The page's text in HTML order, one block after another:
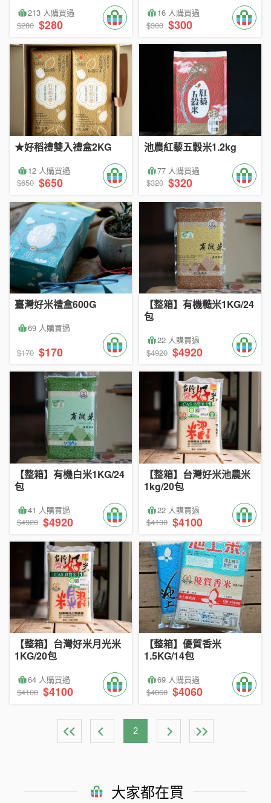
213 人購買過
$280 $280
16 人購買過
$300 $300
★好稻禮雙入禮盒2KG
12 人購買過
$650 $650
池農紅藜五穀米1.2kg
77 人購買過
$320 $320
臺灣好米禮盒600G
69 人購買過
$170 $170
【整箱】有機糙米1KG/24
包
22 人購買過
$4920 $4920
【整箱】有機白米1KG/24
包
41 人購買過
$4920 $4920
【整箱】台灣好米池農米
1kg/20包
22 人購買過
$4100 $4100
【整箱】台灣好米月光米
1KG/20包
64 人購買過
$4100 $4100
【整箱】優質香米
1.5KG/14包
69 人購買過
$4060 $4060
2
大家都在買